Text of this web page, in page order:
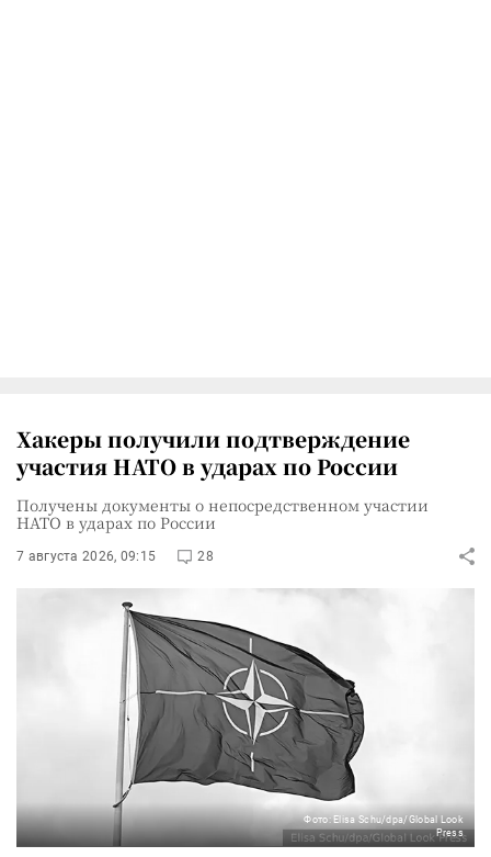
Хакеры получили подтверждение
участия НАТО в ударах по России
Получены документы о непосредственном участии
НАТО в ударах по России
7 августа 2026, 09:15 28
Фото: Elisa Schu/dpa/Global Look
Press